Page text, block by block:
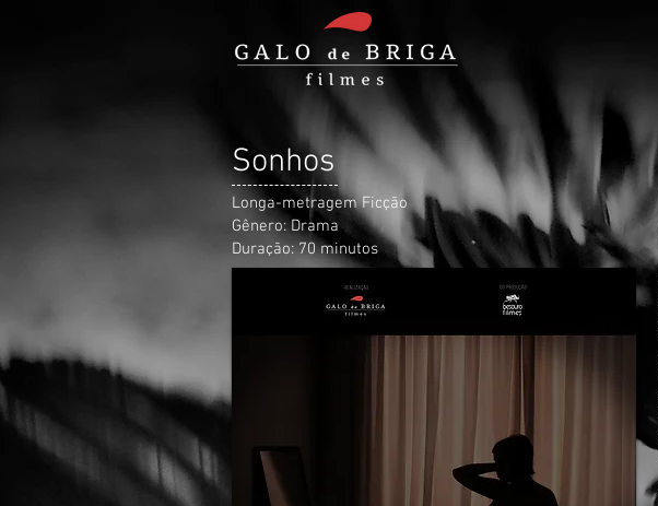
Sonhos
Longa-metragem Ficção
Gênero: Drama
Duração: 70 minutos